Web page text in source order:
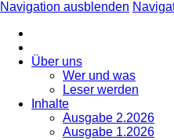
Navigation ausblenden
Über uns
Wer und was
Leser werden
Inhalte
Ausgabe 2.2026
Ausgabe 1.2026